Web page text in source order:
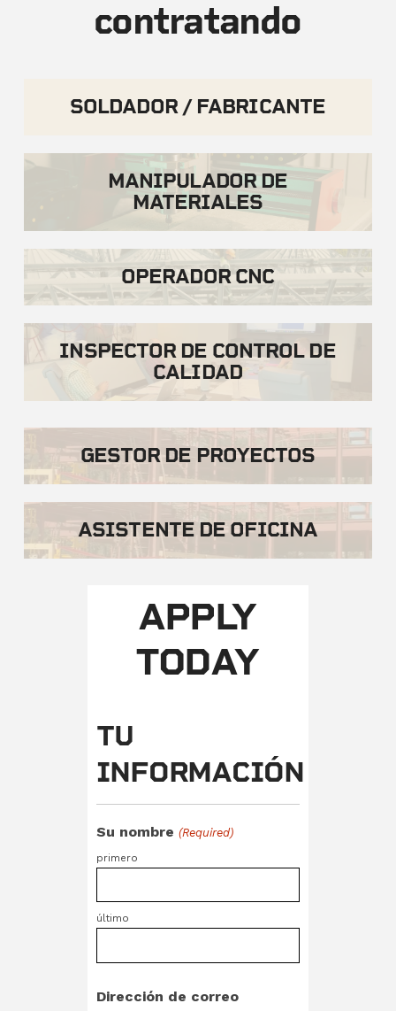
contratando
SOLDADOR / FABRICANTE
MANIPULADOR DE
MATERIALES
OPERADOR CNC
INSPECTOR DE CONTROL DE
CALIDAD
GESTOR DE PROYECTOS
ASISTENTE DE OFICINA
APPLY
TODAY
TU
INFORMACIÓN
Su nombre (Required)
primero
último
Dirección de correo